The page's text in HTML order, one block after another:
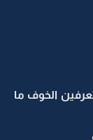
الخوف ما